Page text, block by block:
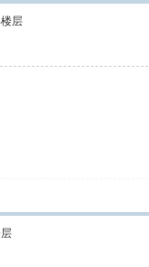
层